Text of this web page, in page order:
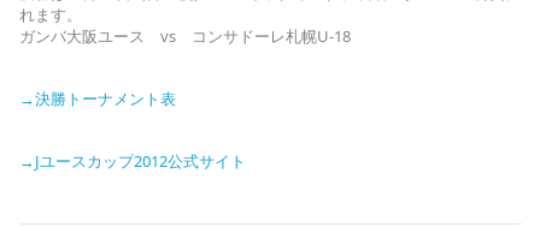
れます。
ガンバ大阪ユース vs コンサドーレ札幌U-18
→決勝トーナメント表
→Jユースカップ2012公式サイト